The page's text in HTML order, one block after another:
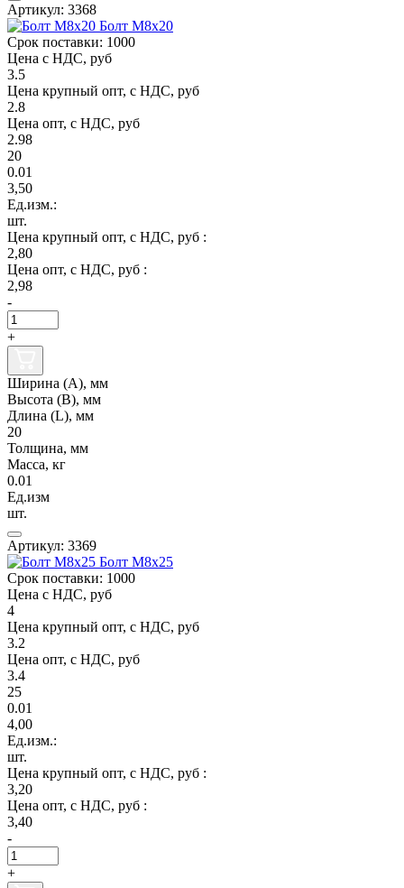
Артикул: 3368
Болт М8х20
Срок поставки: 1000
Цена с НДС, руб
3.5
Цена крупный опт, с НДС, руб
2.8
Цена опт, с НДС, руб
2.98
20
0.01
3,50
Ед.изм.:
шт.
Цена крупный опт, с НДС, руб :
2,80
Цена опт, с НДС, руб :
2,98
-
+
Ширина (А), мм
Высота (В), мм
Длина (L), мм
20
Толщина, мм
Масса, кг
0.01
Ед.изм
шт.
Артикул: 3369
Болт М8х25
Срок поставки: 1000
Цена с НДС, руб
4
Цена крупный опт, с НДС, руб
3.2
Цена опт, с НДС, руб
3.4
25
0.01
4,00
Ед.изм.:
шт.
Цена крупный опт, с НДС, руб :
3,20
Цена опт, с НДС, руб :
3,40
-
+